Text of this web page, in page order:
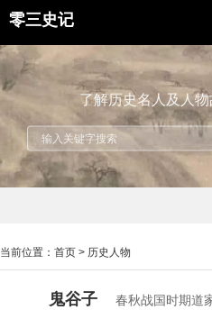
零三史记
了解历史名人及人
当前位置： 首页 > 历史人物
鬼谷子 春秋战国时期道